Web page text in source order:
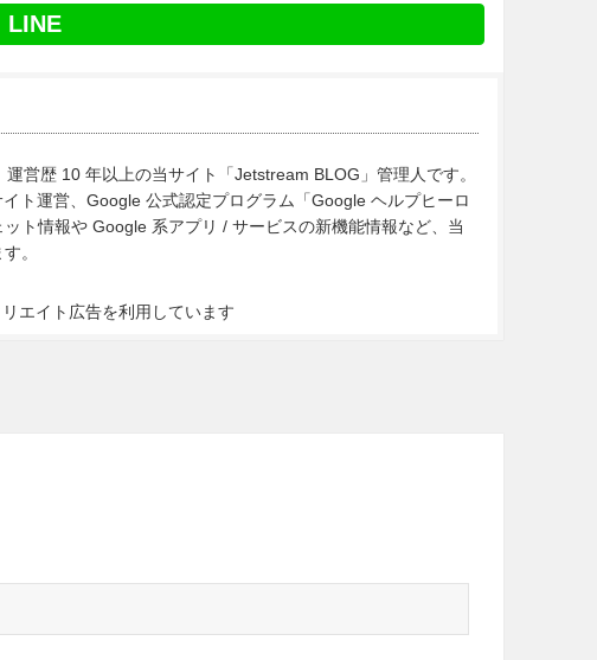
LINE
営歴 10 年以上の当サイト「Jetstream BLOG」管理人です。
ト運営、Google 公式認定プログラム「Google ヘルプヒーロ
ト情報や Google 系アプリ / サービスの新機能情報など、当
。
エイト広告を利用しています